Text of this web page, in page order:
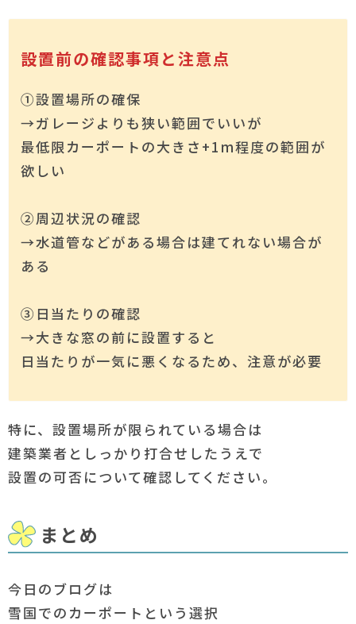
設置前の確認事項と注意点
①設置場所の確保
→ガレージよりも狭い範囲でいいが
最低限カーポートの大きさ+1m程度の範囲が
欲しい
②周辺状況の確認
→水道管などがある場合は建てれない場合が
ある
③日当たりの確認
→大きな窓の前に設置すると
日当たりが一気に悪くなるため、注意が必要
特に、設置場所が限られている場合は
建築業者としっかり打合せしたうえで
設置の可否について確認してください。
まとめ
今日のブログは
雪国でのカーポートという選択